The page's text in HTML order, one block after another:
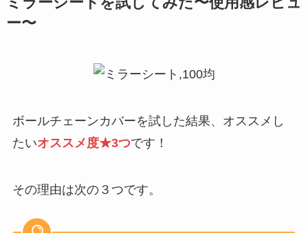
ー〜
ボールチェーンカバーを試した結果、オススメし
たいオススメ度★3つです！
その理由は次の３つです。